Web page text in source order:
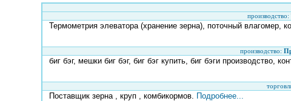
производство:
Термометрия элеватора (хранение зерна), поточный влагомер,
производство:
биг бэг, мешки биг бэг, биг бэг купить, биг бэги производство,
Поставщик зерна , круп , комбикормов. Подробнее...